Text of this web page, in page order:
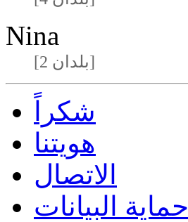
Nina
[2 بلدان]
شكراً
هويتنا
الاتصال
حماية البيانات